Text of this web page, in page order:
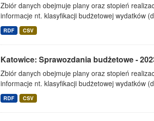
Zbiór danych obejmuje plany oraz stopień
informacje nt. klasyfikacji budżetowej wydatków
RDF CSV
Katowice: Sprawozdania budżetowe -
Zbiór danych obejmuje plany oraz stopień
informacje nt. klasyfikacji budżetowej wydatków
RDF CSV